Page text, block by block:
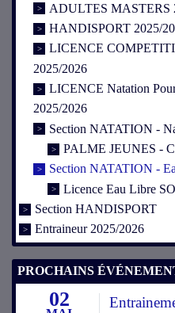
ADULTES MASTERS
HANDISPORT 2025/
LICENCE
2025/2026
LICENCE Natation
2025/2026
Section NATATION -
PALME JEUNES -
Section NATATION -
Licence Eau Libre
Section HANDISPORT
Entraineur 2025/2026
PROCHAINS
02